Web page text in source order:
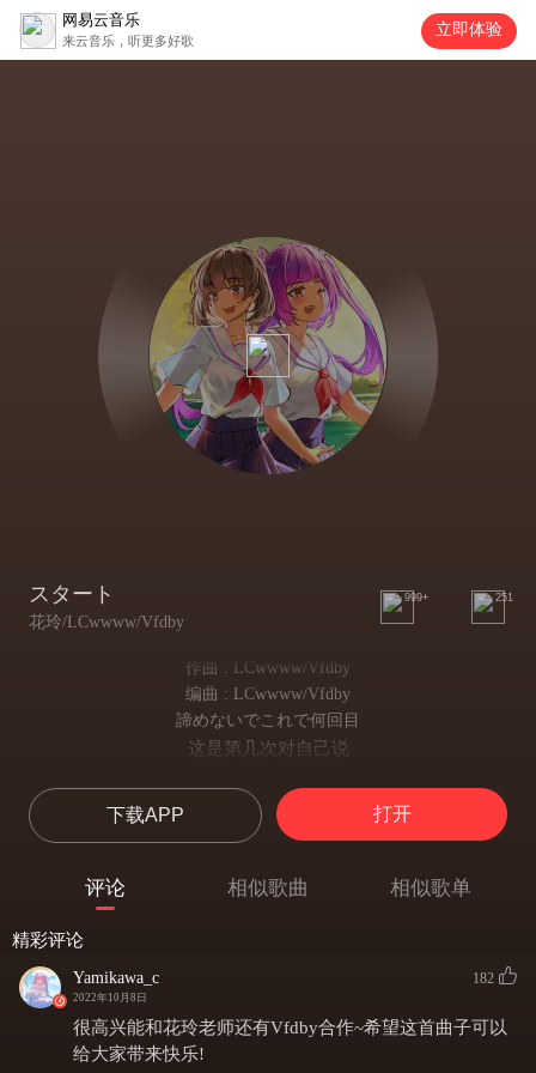
网易云音乐
来云音乐，听更多好歌
立即体验
スタート
花玲/LCwwww/Vfdby
999+ 251
作曲 : LCwwww/Vfdby
编曲 : LCwwww/Vfdby
諦めないでこれで何回目
这是第几次对自己说
不要放弃
雨がやまない晴れの日
雨下不停的朗朗晴空
这种情况也不奇怪
振り向かないでね
下载APP 打开
评论 相似歌曲 相似歌单
精彩评论
Yamikawa_c
2022年10月8日
182
很高兴能和花玲老师还有Vfdby合作~希望这首曲子可以
给大家带来快乐!